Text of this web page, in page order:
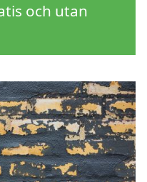
och utan